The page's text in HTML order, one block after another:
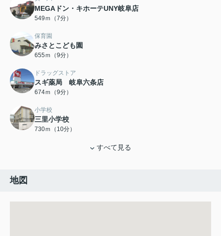
MEGAドン・キホーテUNY岐阜店
549ｍ（7分）
保育園
みさとこども園
655ｍ（9分）
ドラッグストア
スギ薬局 岐阜六条店
674ｍ（9分）
小学校
三里小学校
730ｍ（10分）
すべて見る
地図